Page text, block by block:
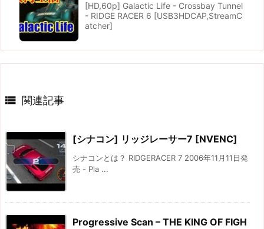
[HD,60p] Galactic Life - Crossbay Tunnel
- RIDGE RACER 6 [USB3HDCAP,StreamC
atcher]
 関連記事
[シナコン] リッジレーサー7 [NVENC]
シナコンとは？ RIDGERACER 7 2006年11月11日発
売 - Pla ...
Progressive Scan – THE KING OF FIGH